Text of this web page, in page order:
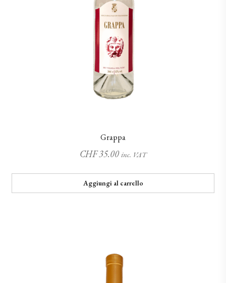
Grappa
CHF35.00 inc. VAT
Aggiungi al carrello